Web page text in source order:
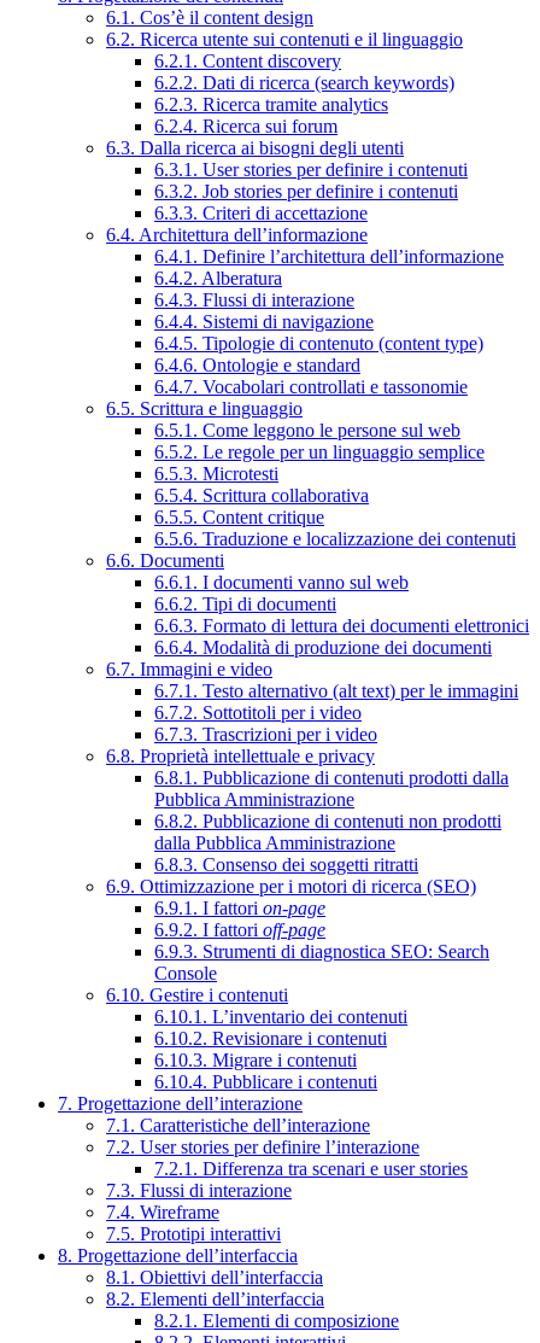
6.1. Cos’è il content design
6.2. Ricerca utente sui contenuti e il linguaggio
6.2.1. Content discovery
6.2.2. Dati di ricerca (search keywords)
6.2.3. Ricerca tramite analytics
6.2.4. Ricerca sui forum
6.3. Dalla ricerca ai bisogni degli utenti
6.3.1. User stories per definire i contenuti
6.3.2. Job stories per definire i contenuti
6.3.3. Criteri di accettazione
6.4. Architettura dell’informazione
6.4.1. Definire l’architettura dell’informazione
6.4.2. Alberatura
6.4.3. Flussi di interazione
6.4.4. Sistemi di navigazione
6.4.5. Tipologie di contenuto (content type)
6.4.6. Ontologie e standard
6.4.7. Vocabolari controllati e tassonomie
6.5. Scrittura e linguaggio
6.5.1. Come leggono le persone sul web
6.5.2. Le regole per un linguaggio semplice
6.5.3. Microtesti
6.5.4. Scrittura collaborativa
6.5.5. Content critique
6.5.6. Traduzione e localizzazione dei contenuti
6.6. Documenti
6.6.1. I documenti vanno sul web
6.6.2. Tipi di documenti
6.6.3. Formato di lettura dei documenti elettronici
6.6.4. Modalità di produzione dei documenti
6.7. Immagini e video
6.7.1. Testo alternativo (alt text) per le immagini
6.7.2. Sottotitoli per i video
6.7.3. Trascrizioni per i video
6.8. Proprietà intellettuale e privacy
6.8.1. Pubblicazione di contenuti prodotti dalla
Pubblica Amministrazione
6.8.2. Pubblicazione di contenuti non prodotti
dalla Pubblica Amministrazione
6.8.3. Consenso dei soggetti ritratti
6.9. Ottimizzazione per i motori di ricerca (SEO)
6.9.1. I fattori on-page
6.9.2. I fattori off-page
6.9.3. Strumenti di diagnostica SEO: Search
Console
6.10. Gestire i contenuti
6.10.1. L’inventario dei contenuti
6.10.2. Revisionare i contenuti
6.10.3. Migrare i contenuti
6.10.4. Pubblicare i contenuti
7. Progettazione dell’interazione
7.1. Caratteristiche dell’interazione
7.2. User stories per definire l’interazione
7.2.1. Differenza tra scenari e user stories
7.3. Flussi di interazione
7.4. Wireframe
7.5. Prototipi interattivi
8. Progettazione dell’interfaccia
8.1. Obiettivi dell’interfaccia
8.2. Elementi dell’interfaccia
8.2.1. Elementi di composizione